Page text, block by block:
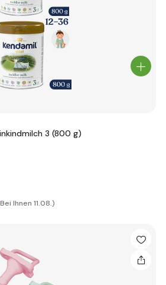
3 (800 g)
Ihnen 11.08.)